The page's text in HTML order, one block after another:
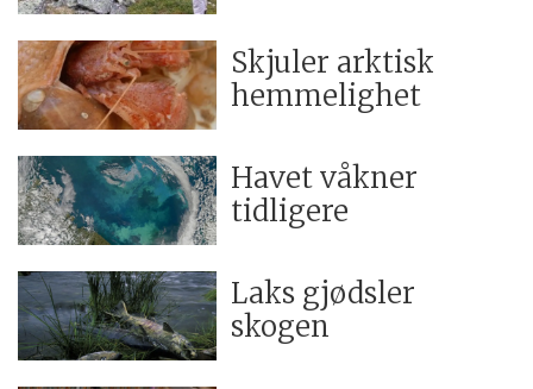
Skjuler arktisk
hemmelighet
Havet våkner
tidligere
Laks gjødsler
skogen